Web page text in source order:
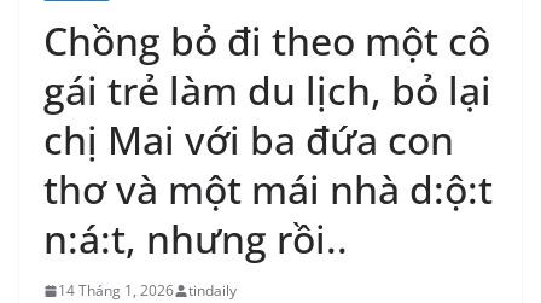
Chồng bỏ đi theo một cô
gái trẻ làm du lịch, bỏ lại
chị Mai với ba đứa con
thơ và một mái nhà d:ộ:t
n:á:t, nhưng rồi..
14 Tháng 1, 2026 tindaily